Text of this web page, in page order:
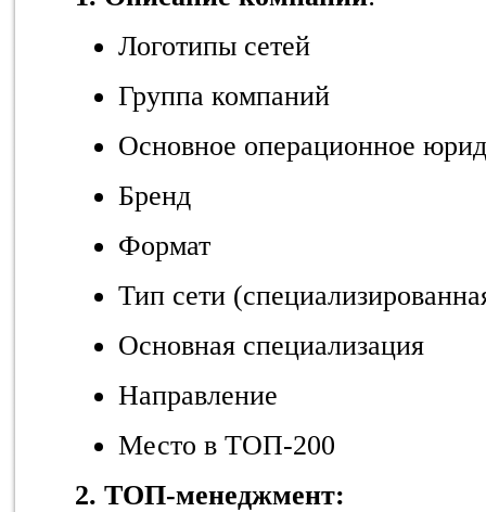
Логотипы сетей
Группа компаний
Основное операционное
Бренд
Формат
Тип сети
Основная специализация
Направление
Место в ТОП-200
2. ТОП-менеджмент: